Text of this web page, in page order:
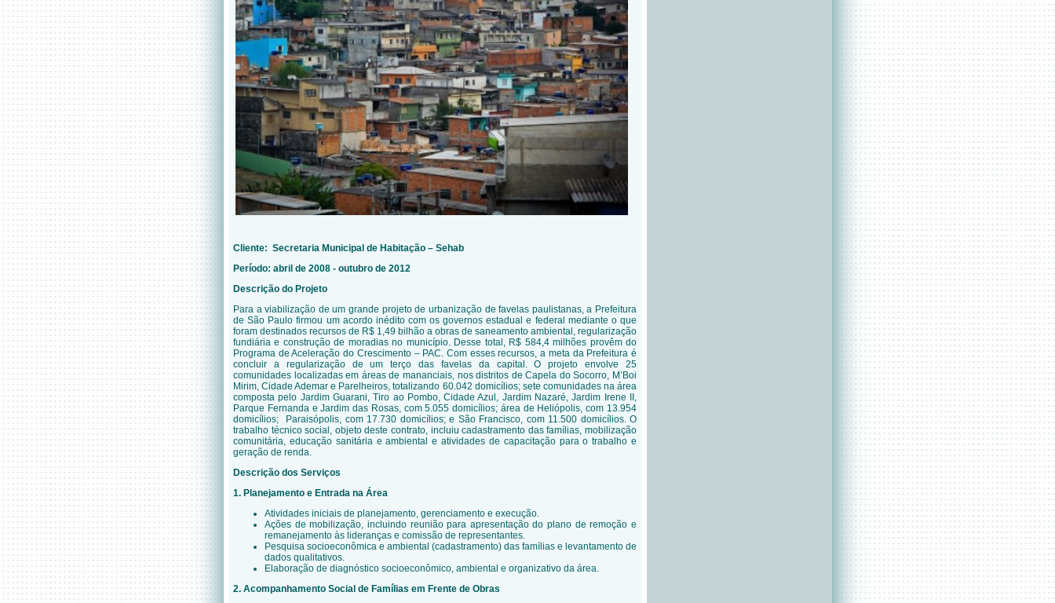
Cliente: Secretaria Municipal de Habitação – Sehab
Período: abril de 2008 - outubro de 2012
Descrição do Projeto
Para a viabilização de um grande projeto de urbanização de favelas paulistanas, a Prefeitura
de São Paulo firmou um acordo inédito com os governos estadual e federal mediante o que
foram destinados recursos de R$ 1,49 bilhão a obras de saneamento ambiental, regularização
fundiária e construção de moradias no município. Desse total, R$ 584,4 milhões provêm do
Programa de Aceleração do Crescimento – PAC. Com esses recursos, a meta da Prefeitura é
concluir a regularização de um terço das favelas da capital. O projeto envolve 25
comunidades localizadas em áreas de mananciais, nos distritos de Capela do Socorro, M’Boi
Mirim, Cidade Ademar e Parelheiros, totalizando 60.042 domicílios; sete comunidades na área
composta pelo Jardim Guarani, Tiro ao Pombo, Cidade Azul, Jardim Nazaré, Jardim Irene II,
Parque Fernanda e Jardim das Rosas, com 5.055 domicílios; área de Heliópolis, com 13.954
domicílios; Paraisópolis, com 17.730 domicílios; e São Francisco, com 11.500 domicílios. O
trabalho técnico social, objeto deste contrato, incluiu cadastramento das famílias, mobilização
comunitária, educação sanitária e ambiental e atividades de capacitação para o trabalho e
geração de renda.
Descrição dos Serviços
1. Planejamento e Entrada na Área
Atividades iniciais de planejamento, gerenciamento e execução.
Ações de mobilização, incluindo reunião para apresentação do plano de remoção e
remanejamento às lideranças e comissão de representantes.
Pesquisa socioeconômica e ambiental (cadastramento) das famílias e levantamento de
dados qualitativos.
Elaboração de diagnóstico socioeconômico, ambiental e organizativo da área.
2. Acompanhamento Social de Famílias em Frente de Obras